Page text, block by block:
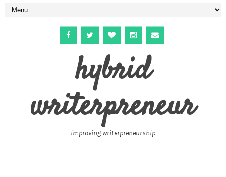
hybrid
writerpreneur
improving writerpreneurship